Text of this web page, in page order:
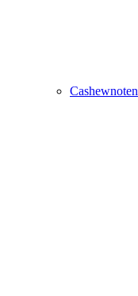
Cashewnoten